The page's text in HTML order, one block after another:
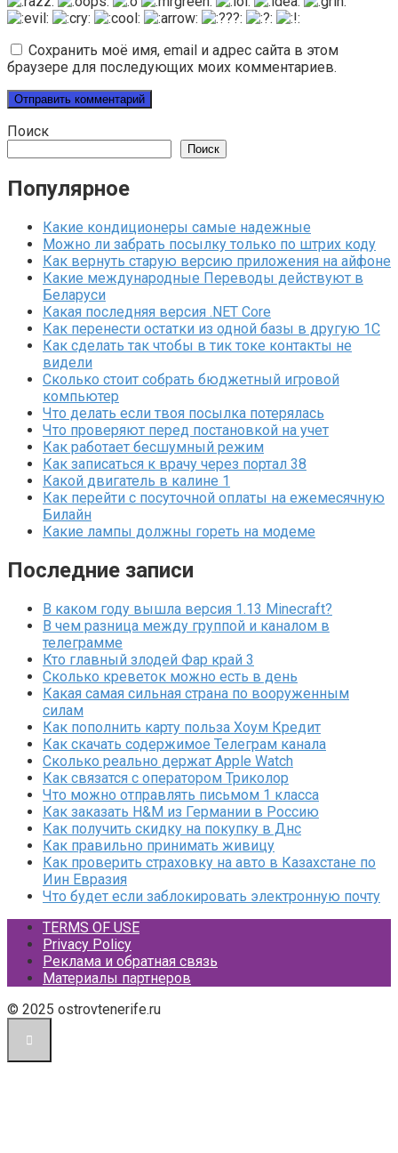
Сохранить моё имя, email и адрес сайта в этом
браузере для последующих моих комментариев.
Поиск
Поиск
Популярное
Какие кондиционеры самые надежные
Можно ли забрать посылку только по штрих коду
Как вернуть старую версию приложения на айфоне
Какие международные Переводы действуют в
Беларуси
Какая последняя версия .NET Core
Как перенести остатки из одной базы в другую 1С
Как сделать так чтобы в тик токе контакты не
видели
Сколько стоит собрать бюджетный игровой
компьютер
Что делать если твоя посылка потерялась
Что проверяют перед постановкой на учет
Как работает бесшумный режим
Как записаться к врачу через портал 38
Какой двигатель в калине 1
Как перейти с посуточной оплаты на ежемесячную
Билайн
Какие лампы должны гореть на модеме
Последние записи
В каком году вышла версия 1.13 Minecraft?
В чем разница между группой и каналом в
телеграмме
Кто главный злодей Фар край 3
Сколько креветок можно есть в день
Какая самая сильная страна по вооруженным
силам
Как пополнить карту польза Хоум Кредит
Как скачать содержимое Телеграм канала
Сколько реально держат Apple Watch
Как связатся с оператором Триколор
Что можно отправлять письмом 1 класса
Как заказать H&M из Германии в Россию
Как получить скидку на покупку в Днс
Как правильно принимать живицу
Как проверить страховку на авто в Казахстане по
Иин Евразия
Что будет если заблокировать электронную почту
TERMS OF USE
Privacy Policy
Реклама и обратная связь
Материалы партнеров
© 2025 ostrovtenerife.ru